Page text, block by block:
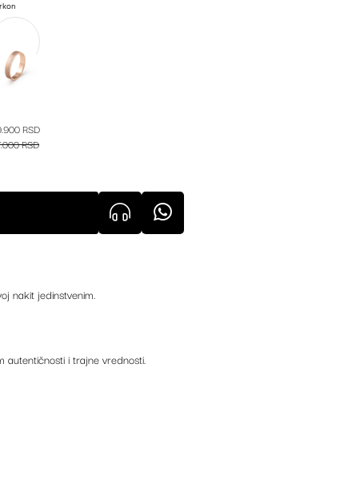
RSD
RSD
nakit jedinstvenim.
autentičnosti i trajne vrednosti.